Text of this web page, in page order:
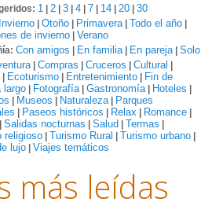
1 2 3 4 7 14 20 30
Invierno Otoño Primavera| Todo el año
de invierno Verano
Con amigos En familia| En pareja| Solo
| Compras Cruceros Cultural
Ecoturismo Entretenimiento
Fin de
largo
Fotografía| Gastronomía| Hoteles
Museos Naturaleza|
Parques
Paseos históricos Relax Romance
Salidas nocturnas Salud Termas
religioso Turismo Rural Turismo urbano
lujo Viajes temáticos
más leídas